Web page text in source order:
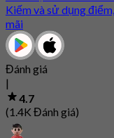
Kiếm và sử dụng
mãi
Đánh giá
|
4.7
(1.4K Đánh giá)